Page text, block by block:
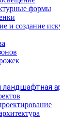
формы
и создание